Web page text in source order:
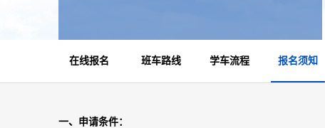
在线报名 班车路线 学车流程 报名须知
一、申请条件：